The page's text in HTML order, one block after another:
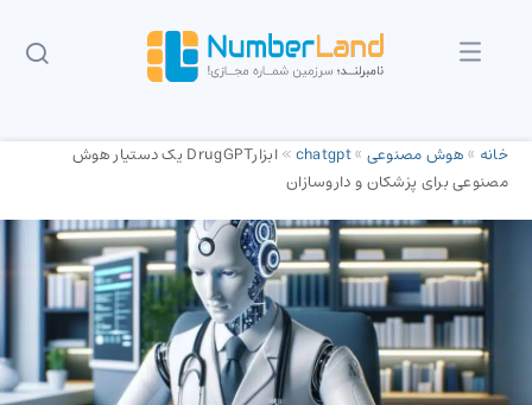
خانه »هوش مصنوعی »
chatgpt
»
ابزارDrugGPT یک دستیار هوش
مصنوعی برای پزشکان و داروسازان